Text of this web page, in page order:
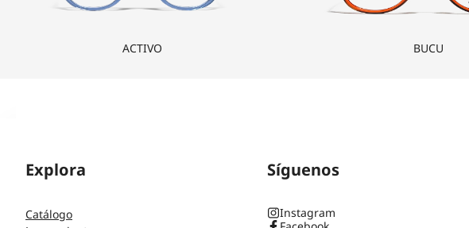
ACTIVO BUCU
Explora
Catálogo
Síguenos
Instagram